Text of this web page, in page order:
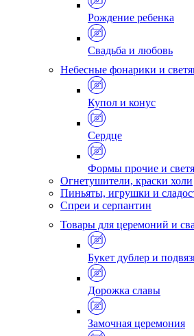
Рождение ребенка
Свадьба и любовь
Небесные фонарики и
Купол и конус
Сердце
Формы прочие и
Огнетушители, краски холи
Пиньяты, игрушки и
Спреи и серпантин
Товары для церемоний и
Букет дублер и
Дорожка славы
Замочная церемония